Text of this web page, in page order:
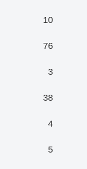
10
76
3
38
4
5